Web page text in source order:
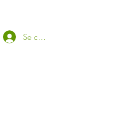
Se connecter